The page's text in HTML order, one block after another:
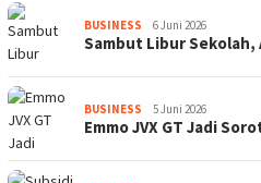
BUSINESS 6 Juni 2026
Sambut Libur
BUSINESS 5 Juni 2026
Emmo JVX GT Jadi